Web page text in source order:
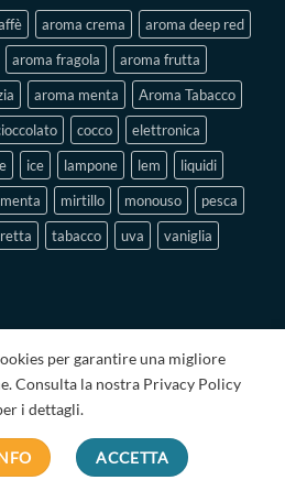
aroma crema
aroma deep red
aroma fragola
aroma frutta
aroma menta
Aroma Tabacco
cocco
elettronica
ice lampone lem
liquidi
menta mirtillo monouso
pesca
tabacco uva
vaniglia
E CONDIZIONI
S.r.l. | P.IVA IT04022990925
per garantire una migliore
Consulta la nostra Privacy Policy
i dettagli.
ACCETTA